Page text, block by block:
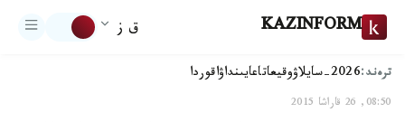
KAZINFORM ق ز
ترەند:2026-سايلاۋ وقيعاتاعايىنداۋاقوردا
08:50, 26 قاراشا 2015